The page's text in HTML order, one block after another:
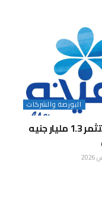
البورصة والشركات
«جهينة» تستثمر 1.3 مليار جنيه